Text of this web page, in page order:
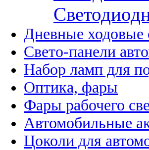
Дневные ходовые
Свето-панели
Набор ламп для
Оптика, фары
Фары рабочего
Автомобильные
Цоколи для